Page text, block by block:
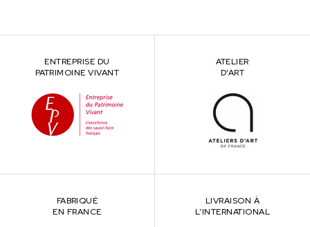
ENTREPRISE DU
PATRIMOINE VIVANT
ATELIER
D’ART
FABRIQUÉ
EN FRANCE
LIVRAISON À
L’INTERNATIONAL